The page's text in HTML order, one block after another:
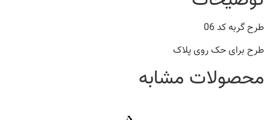
طرح گربه کد 06
طرح برای حک روی پلاک
محصولات مشابه